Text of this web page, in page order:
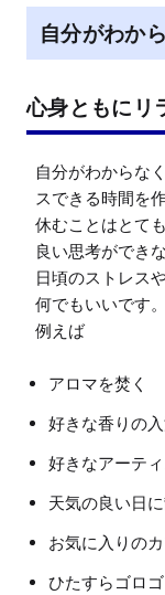
自分がわか
心身ともにリ
自分がわからな
スできる時間を
休むことはとて
良い思考ができ
日頃のストレス
何でもいいです。
アロマを焚く
好きな香りの
好きなアーテ
天気の良い日
お気に入りの
ひたすらゴロ